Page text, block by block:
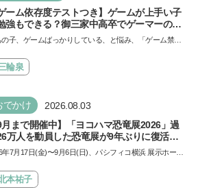
ーム依存度テストつき】ゲームが上手い子
強もできる？御三家中高卒でゲーマーの医
阿部智史さんが教えるゲームしながら受験
の子、ゲームばっかりしている、と悩み、「ゲーム禁
輪泉
でかけ 2026.08.03
月まで開催中】「ヨコハマ恐竜展2026」過
万人を動員した恐竜展が9年ぶりに復活！
みのおでかけで楽しむポイントを完全ガイ
年7月17日(金)〜9月6日(日)、パシフィコ横浜 展示ホール
本祐子